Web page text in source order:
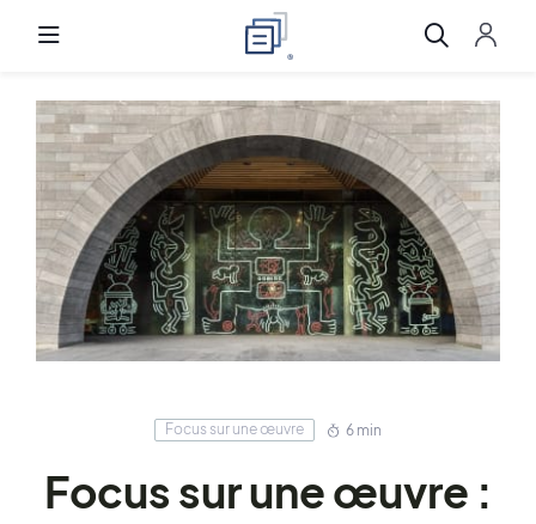
Focus sur une œuvre 6 min
Focus sur une œuvre :